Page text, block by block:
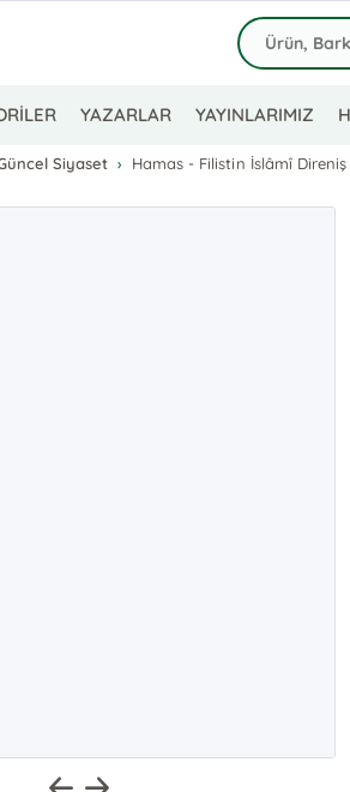
YAZARLAR YAYINLARIMIZ
Siyaset Hamas - Filistin İslâmî